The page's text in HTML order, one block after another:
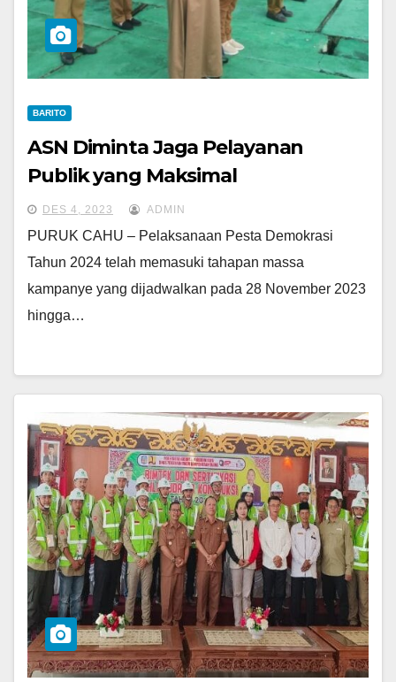
BARITO
ASN Diminta Jaga Pelayanan
Publik yang Maksimal
DES 4, 2023 ADMIN
PURUK CAHU – Pelaksanaan Pesta Demokrasi
Tahun 2024 telah memasuki tahapan massa
kampanye yang dijadwalkan pada 28 November 2023
hingga…